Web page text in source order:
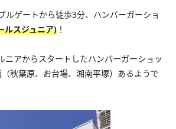
ルゲートから徒歩3分、ハンバーガーショ
ルスジュニア) ！
ニアからスタートしたハンバーガーショッ
秋葉原、お台場、湘南平塚）あるようで